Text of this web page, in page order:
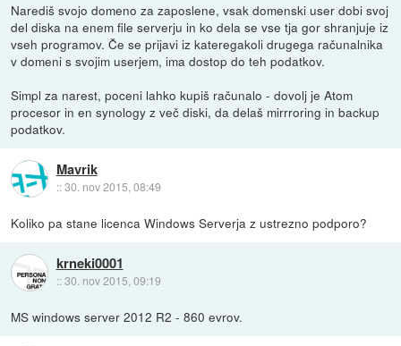
Narediš svojo domeno za zaposlene, vsak domenski user dobi svoj
del diska na enem file serverju in ko dela se vse tja gor shranjuje iz
vseh programov. Če se prijavi iz kateregakoli drugega računalnika
v domeni s svojim userjem, ima dostop do teh podatkov.
Simpl za narest, poceni lahko kupiš računalo - dovolj je Atom
procesor in en synology z več diski, da delaš mirrroring in backup
podatkov.
Mavrik
::30. nov 2015, 08:49
Koliko pa stane licenca Windows Serverja z ustrezno podporo?
krneki0001
::30. nov 2015, 09:19
MS windows server 2012 R2 - 860 evrov.